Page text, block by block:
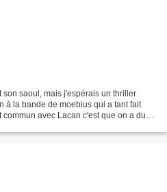
son saoul, mais j'espérais un thriller
à la bande de moebius qui a tant fait
avec Lacan c'est que on a du